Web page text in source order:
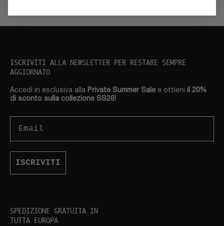
ISCRIVITI ALLA NEWSLETTER PER RESTARE SEMPRE
AGGIORNATO
Accedi in esclusiva alla Private Summer Sale e ottieni il 20%
di sconto sulla collezione SS26!
ISCRIVITI
SPEDIZIONE GRATUITA IN
TUTTA EUROPA